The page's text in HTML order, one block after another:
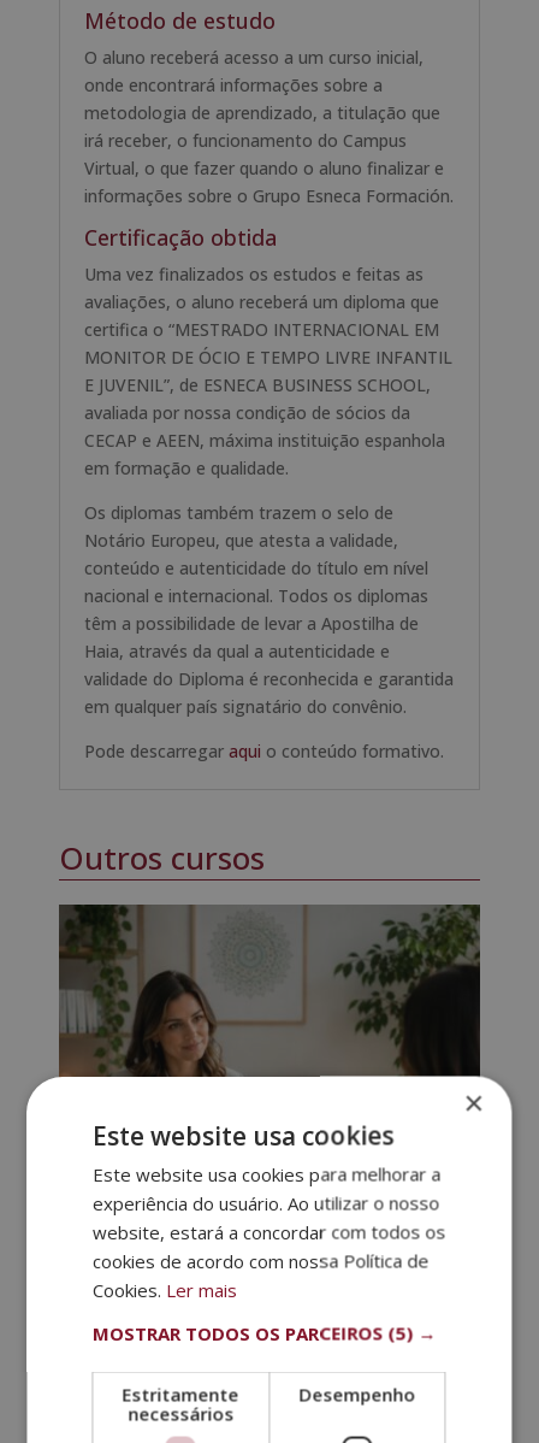
Método de estudo
O aluno receberá acesso a um curso inicial,
onde encontrará informações sobre a
metodologia de aprendizado, a titulação que
irá receber, o funcionamento do Campus
Virtual, o que fazer quando o aluno finalizar e
informações sobre o Grupo Esneca Formación.
Certificação obtida
Uma vez finalizados os estudos e feitas as
avaliações, o aluno receberá um diploma que
certifica o “MESTRADO INTERNACIONAL EM
MONITOR DE ÓCIO E TEMPO LIVRE INFANTIL
E JUVENIL”, de ESNECA BUSINESS SCHOOL,
avaliada por nossa condição de sócios da
CECAP e AEEN, máxima instituição espanhola
em formação e qualidade.
Os diplomas também trazem o selo de
Notário Europeu, que atesta a validade,
conteúdo e autenticidade do título em nível
nacional e internacional. Todos os diplomas
têm a possibilidade de levar a Apostilha de
Haia, através da qual a autenticidade e
validade do Diploma é reconhecida e garantida
em qualquer país signatário do convênio.
Pode descarregar aqui o conteúdo formativo.
Outros cursos
Holística + Mestrado Especializado em
Coaching – Dupla Titulação Selo De Notário
Europeu –
×
Este website usa cookies
Este website usa cookies para melhorar a
experiência do usuário. Ao utilizar o nosso
website, estará a concordar com todos os
cookies de acordo com nossa Política de
Cookies. Ler mais
MOSTRAR TODOS OS PARCEIROS (5) →
Estritamente
necessários
Desempenho